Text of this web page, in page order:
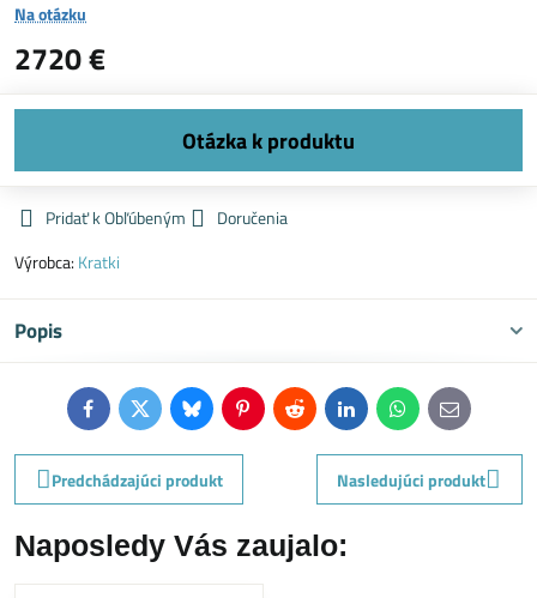
Na otázku
2720 €
Pridať k Obľúbeným
Doručenia
Výrobca: Kratki
Popis
FacebookTwitterBlueskyPinterestReddit LinkedInWhatsApp
E-
mail
Predchádzajúci produkt
Nasledujúci produkt
Naposledy Vás zaujalo: